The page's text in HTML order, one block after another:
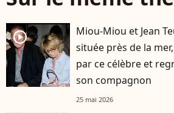
player2
Miou-Miou et Jean
située près de la
par ce célèbre et
son compagnon
25 mai 2026